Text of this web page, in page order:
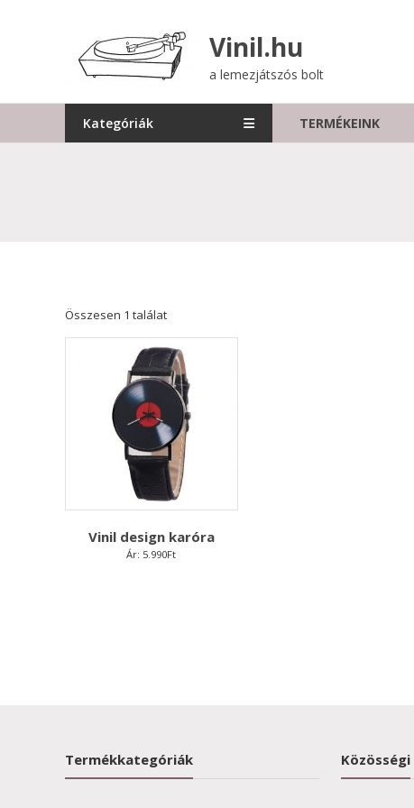
Vinil.hu
a lemezjátszós bolt
Kategóriák TERMÉKEINK
Összesen 1 találat
Vinil design karóra
Ár: 5.990Ft
Termékkategóriák Közösségi